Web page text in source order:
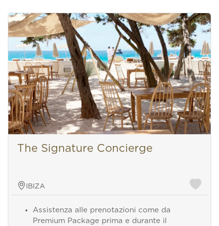
The Signature Concierge
IBIZA
Assistenza alle prenotazioni come da
Premium Package prima e durante il